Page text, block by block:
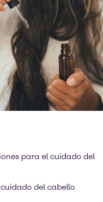
para el cuidado del
del cabello